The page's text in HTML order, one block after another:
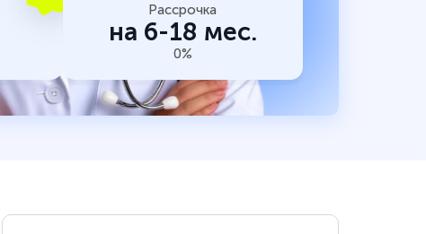
Рассрочка
на 6-18 мес.
0%